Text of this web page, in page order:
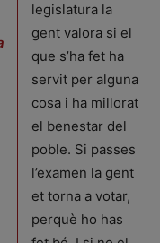
legislatura la
gent valora si el
que s’ha fet ha
servit per alguna
cosa i ha millorat
el benestar del
poble. Si passes
l’examen la gent
et torna a votar,
perquè ho has